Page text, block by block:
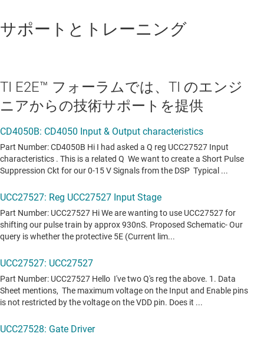
サポートとトレーニング
TI E2E™ フォーラムでは、TI のエンジ
ニアからの技術サポートを提供